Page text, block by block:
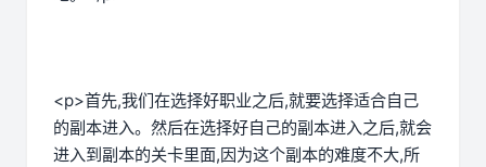
<p>首先,我们在选择好职业之后,就要选择适合自己
的副本进入。然后在选择好自己的副本进入之后,就会
进入到副本的关卡里面,因为这个副本的难度不大,所